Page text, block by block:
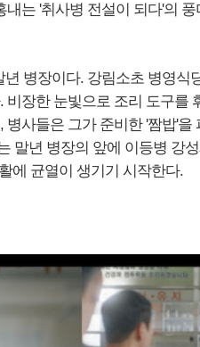
는 '취사병 전설이 되다'의
병장이다. 강림소초 병영식
장한 눈빛으로 조리 도구를
사들은 그가 준비한 '짬밥'을
말년 병장의 앞에 이등병 강
에 균열이 생기기 시작한다.